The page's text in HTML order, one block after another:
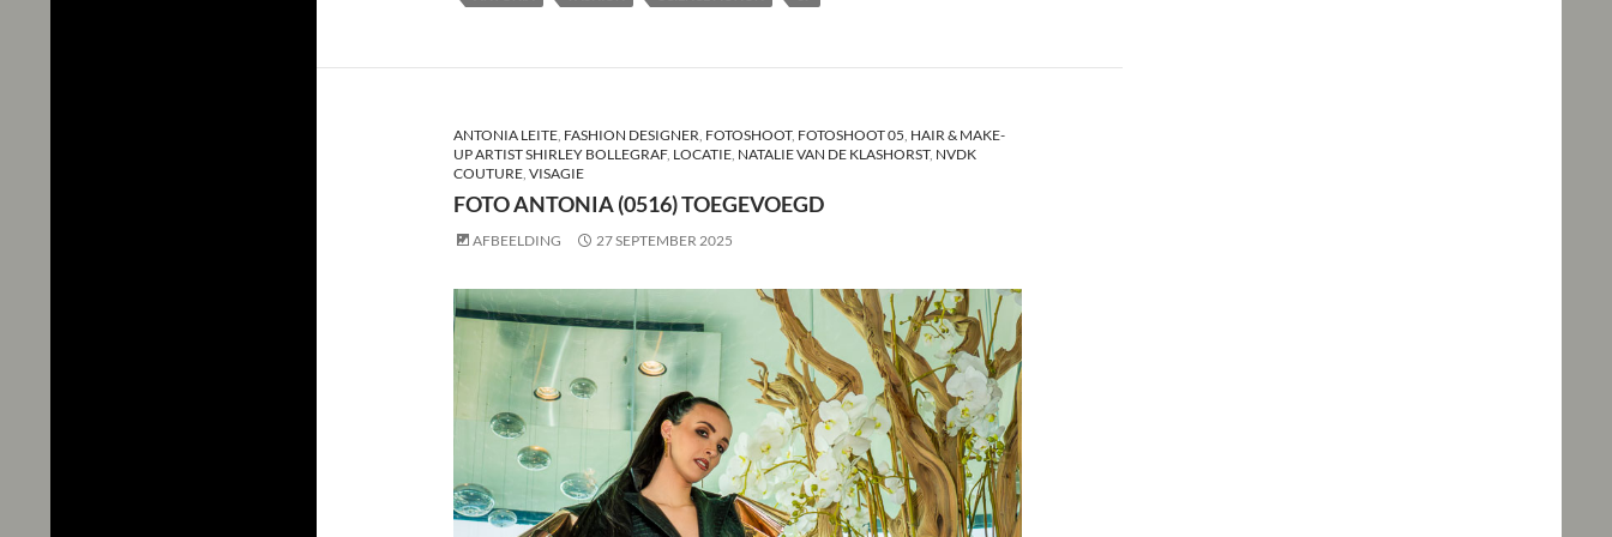
ANTONIA LEITE, FASHION DESIGNER, FOTOSHOOT, FOTOSHOOT 05, HAIR & MAKE-
UP ARTIST SHIRLEY BOLLEGRAF, LOCATIE, NATALIE VAN DE KLASHORST, NVDK
COUTURE, VISAGIE
FOTO ANTONIA (0516) TOEGEVOEGD
AFBEELDING 27 SEPTEMBER 2025